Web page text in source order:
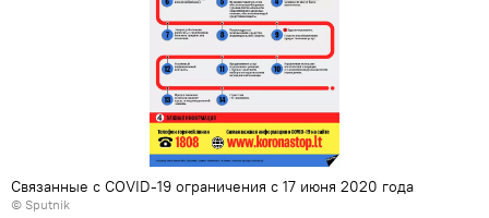
Связанные с COVID-19 ограничения с 17 июня 2020 года
© Sputnik